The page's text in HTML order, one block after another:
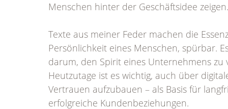
Menschen hinter der Geschäftsidee zeigen.
Texte aus meiner Feder machen die
Persönlichkeit eines Menschen, spürbar.
darum, den Spirit eines Unternehmens zu
Heutzutage ist es wichtig, auch über
Vertrauen aufzubauen – als Basis für
erfolgreiche Kundenbeziehungen.